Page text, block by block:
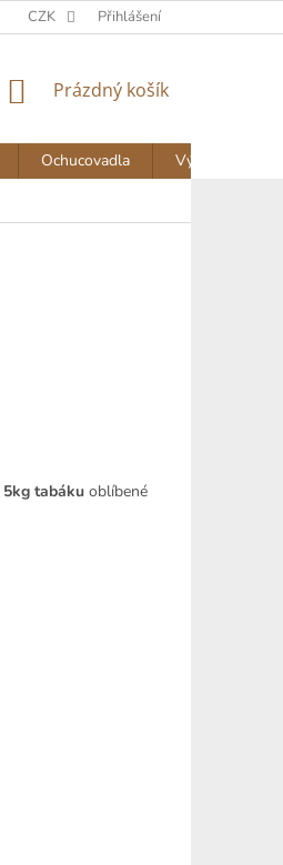
NAPIŠTE NÁM AKTUALITY
CZK Přihlášení
NÁKUPNÍ
Prázdný košík
Ochucovadla
Výprodej
5kg tabáku oblíbené